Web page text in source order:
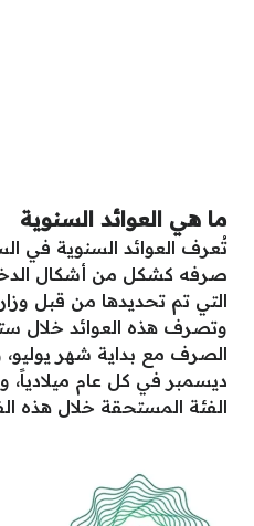
ما هي العوائد السنوية
تُعرف العوائد السنوية في
صرفه كشكل من أشكال
التي تم تحديدها من قبل
وتصرف هذه العوائد خلال
الصرف مع بداية شهر يوليو،
ديسمبر في كل عام ميلادياً،
الفئة المستحقة خلال هذه